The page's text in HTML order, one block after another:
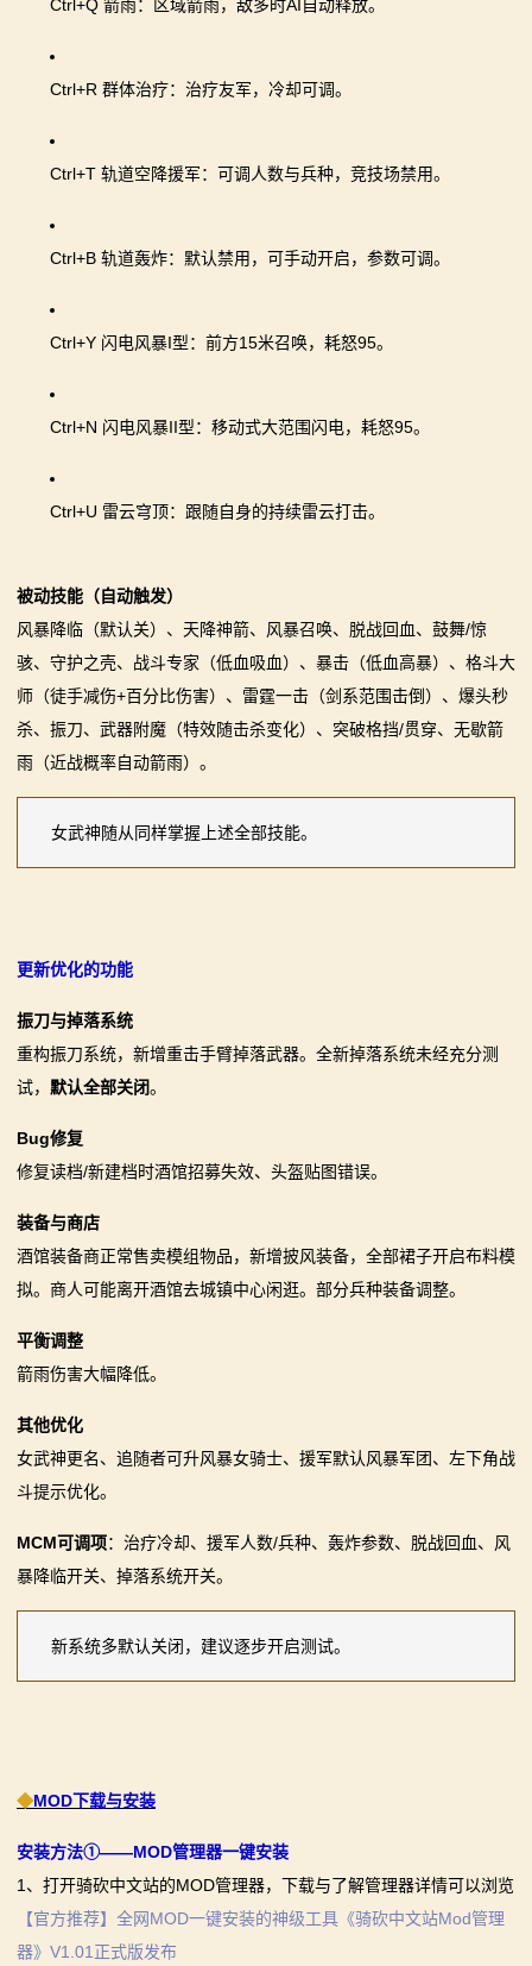
Ctrl+Q 箭雨：区域箭雨，敌多时AI自动释放。
Ctrl+R 群体治疗：治疗友军，冷却可调。
Ctrl+T 轨道空降援军：可调人数与兵种，竞技场禁用。
Ctrl+B 轨道轰炸：默认禁用，可手动开启，参数可调。
Ctrl+Y 闪电风暴I型：前方15米召唤，耗怒95。
Ctrl+N 闪电风暴II型：移动式大范围闪电，耗怒95。
Ctrl+U 雷云穹顶：跟随自身的持续雷云打击。
被动技能（自动触发）
风暴降临（默认关）、天降神箭、风暴召唤、脱战回血、鼓舞/惊
骇、守护之壳、战斗专家（低血吸血）、暴击（低血高暴）、格斗大
师（徒手减伤+百分比伤害）、雷霆一击（剑系范围击倒）、爆头秒
杀、振刀、武器附魔（特效随击杀变化）、突破格挡/贯穿、无歇箭
雨（近战概率自动箭雨）。
女武神随从同样掌握上述全部技能。
更新优化的功能
振刀与掉落系统
重构振刀系统，新增重击手臂掉落武器。全新掉落系统未经充分测
试， 默认全部关闭。
Bug修复
修复读档/新建档时酒馆招募失效、头盔贴图错误。
装备与商店
酒馆装备商正常售卖模组物品，新增披风装备，全部裙子开启布料模
拟。商人可能离开酒馆去城镇中心闲逛。部分兵种装备调整。
平衡调整
箭雨伤害大幅降低。
其他优化
女武神更名、追随者可升风暴女骑士、援军默认风暴军团、左下角战
斗提示优化。
MCM可调项：治疗冷却、援军人数/兵种、轰炸参数、脱战回血、风
暴降临开关、掉落系统开关。
新系统多默认关闭，建议逐步开启测试。
◆MOD下载与安装
安装方法①——MOD管理器一键安装
1、打开骑砍中文站的MOD管理器，下载与了解管理器详情可以浏览
【官方推荐】全网MOD一键安装的神级工具《骑砍中文站Mod管理
器》V1.01正式版发布